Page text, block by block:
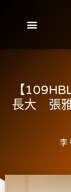
【
長大 張
李